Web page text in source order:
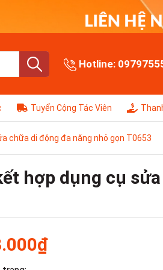
Hotline:
Tuyển Cộng Tác Viên
chữa di động đa năng nhỏ gọn T0653
hợp dụng cụ